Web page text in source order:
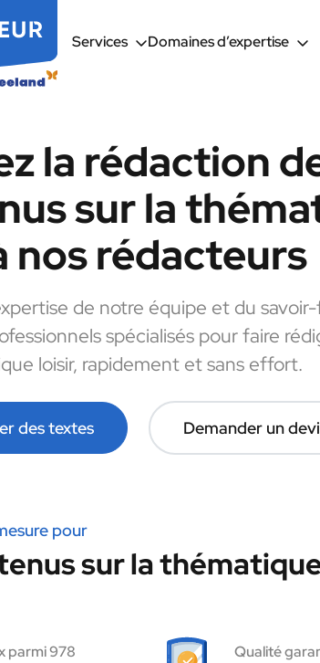
Services Domaines d’expertise
la rédaction
sur la
nos rédacteurs
de notre équipe et du
spécialisés pour faire
loisir, rapidement et sans effort.
des textes Demander un
pour
sur la
parmi 978
Qualité